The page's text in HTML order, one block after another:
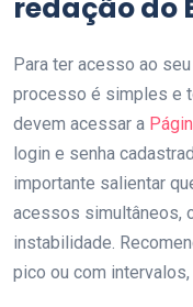
redação do
Para ter acesso ao seu
processo é simples e
devem acessar a
login e senha
importante salientar
acessos simultâneos,
instabilidade.
pico ou com